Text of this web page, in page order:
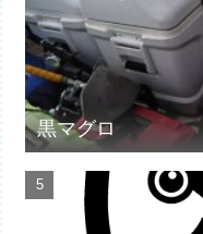
黒マグロ